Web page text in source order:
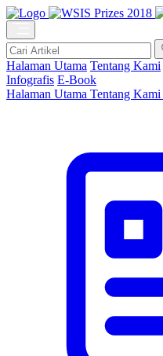
Halaman Utama Tentang Kami
Infografis E-Book
Halaman Utama Tentang Kami